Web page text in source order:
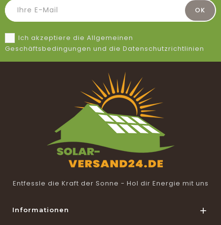
Ich akzeptiere die Allgemeinen
Geschäftsbedingungen und die Datenschutzrichtlinien
Entfessle die Kraft der Sonne - Hol dir Energie mit uns
Informationen 